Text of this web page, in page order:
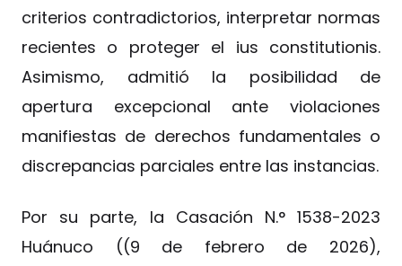
criterios contradictorios, interpretar normas
recientes o proteger el ius constitutionis.
Asimismo, admitió la posibilidad de
apertura excepcional ante violaciones
manifiestas de derechos fundamentales o
discrepancias parciales entre las instancias.
Por su parte, la Casación N.° 1538-2023
Huánuco ((9 de febrero de 2026),